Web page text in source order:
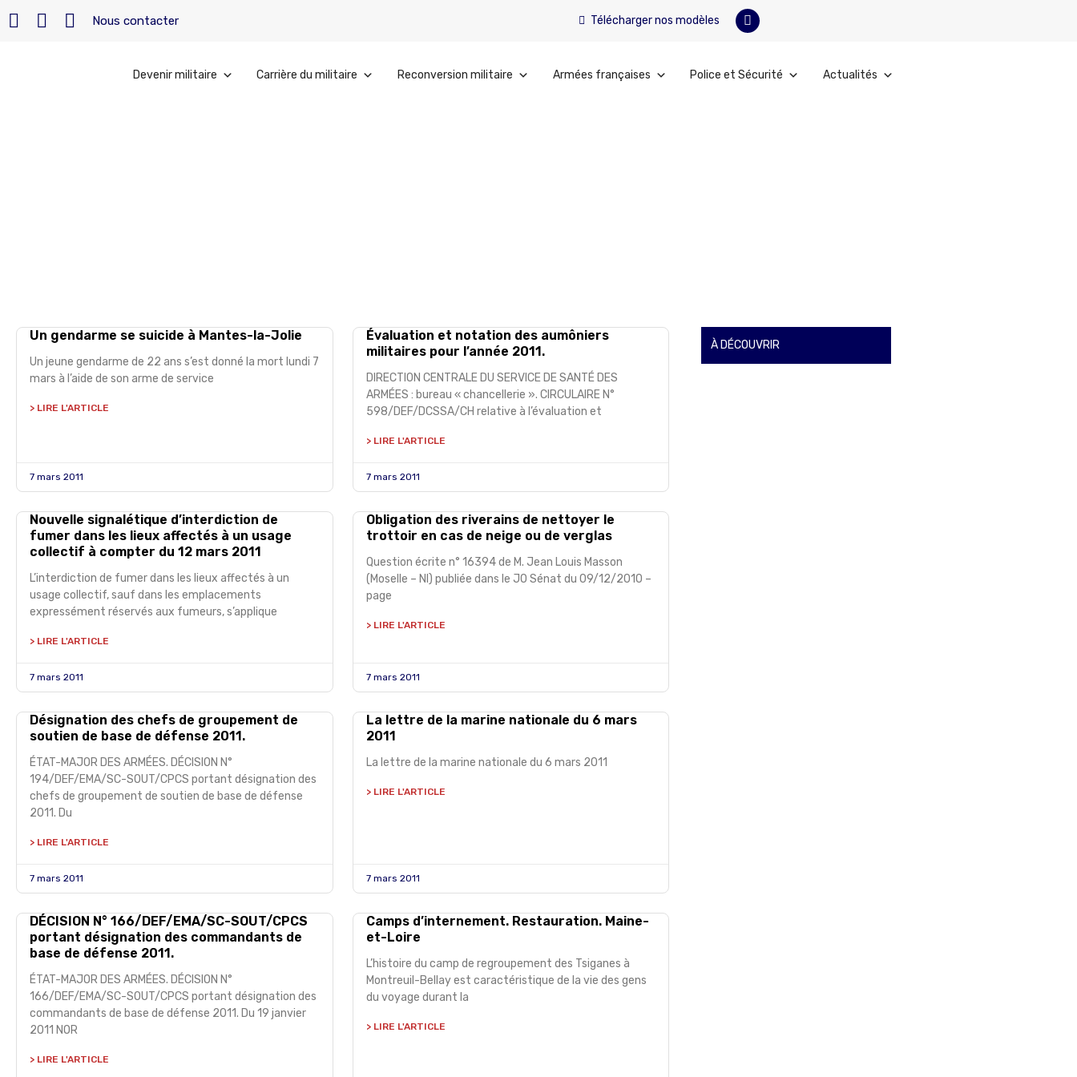
Nous contacter Télécharger nos modèles
Devenir militaire Carrière du militaire Reconversion militaire Armées françaises Police et Sécurité Actualités
Un gendarme se suicide à Mantes-la-Jolie
Un jeune gendarme de 22 ans s’est donné la mort lundi 7
mars à l’aide de son arme de service
> LIRE L'ARTICLE
7 mars 2011
Évaluation et notation des aumôniers
militaires pour l’année 2011.
DIRECTION CENTRALE DU SERVICE DE SANTÉ DES
ARMÉES : bureau « chancellerie ». CIRCULAIRE N°
598/DEF/DCSSA/CH relative à l’évaluation et
> LIRE L'ARTICLE
7 mars 2011
Nouvelle signalétique d’interdiction de
fumer dans les lieux affectés à un usage
collectif à compter du 12 mars 2011
L’interdiction de fumer dans les lieux affectés à un
usage collectif, sauf dans les emplacements
expressément réservés aux fumeurs, s’applique
> LIRE L'ARTICLE
7 mars 2011
Obligation des riverains de nettoyer le
trottoir en cas de neige ou de verglas
Question écrite n° 16394 de M. Jean Louis Masson
(Moselle – NI) publiée dans le JO Sénat du 09/12/2010 –
page
> LIRE L'ARTICLE
7 mars 2011
Désignation des chefs de groupement de
soutien de base de défense 2011.
ÉTAT-MAJOR DES ARMÉES. DÉCISION N°
194/DEF/EMA/SC-SOUT/CPCS portant désignation des
chefs de groupement de soutien de base de défense
2011. Du
> LIRE L'ARTICLE
7 mars 2011
La lettre de la marine nationale du 6 mars
2011
La lettre de la marine nationale du 6 mars 2011
> LIRE L'ARTICLE
7 mars 2011
DÉCISION N° 166/DEF/EMA/SC-SOUT/CPCS
portant désignation des commandants de
base de défense 2011.
ÉTAT-MAJOR DES ARMÉES. DÉCISION N°
166/DEF/EMA/SC-SOUT/CPCS portant désignation des
commandants de base de défense 2011. Du 19 janvier
2011 NOR
> LIRE L'ARTICLE
Camps d’internement. Restauration. Maine-
et-Loire
L’histoire du camp de regroupement des Tsiganes à
Montreuil-Bellay est caractéristique de la vie des gens
du voyage durant la
> LIRE L'ARTICLE
À DÉCOUVRIR